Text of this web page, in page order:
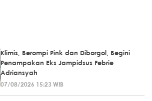
Klimis, Berompi Pink dan Diborgol, Begini
Penampakan Eks Jampidsus Febrie
Adriansyah
07/08/2026 15:23 WIB